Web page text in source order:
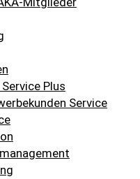
Plus
Service